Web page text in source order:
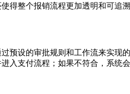
得整个报销流程更加透明和可追溯
预设的审批规则和工作流来实
入支付流程；如果不符合，系统